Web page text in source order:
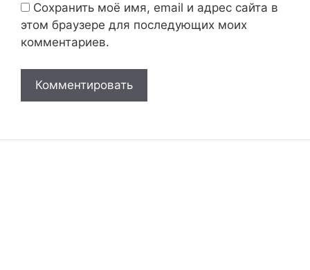
Сохранить моё имя, email и адрес сайта в
этом браузере для последующих моих
комментариев.